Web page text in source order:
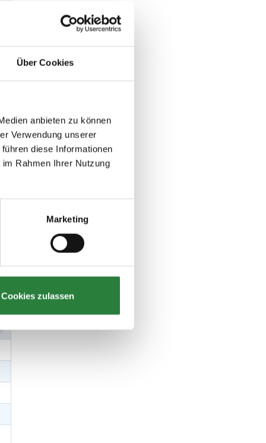
Über Cookies
anbieten zu können
Verwendung unserer
diese Informationen
Rahmen Ihrer Nutzung
Marketing
Cookies zulassen